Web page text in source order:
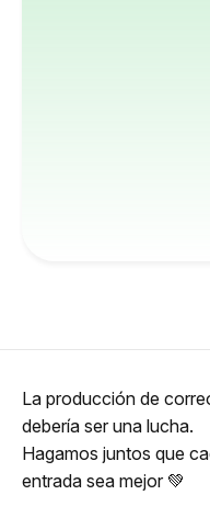
La producción de
debería ser una lucha.
Hagamos juntos que
entrada sea mejor 💚